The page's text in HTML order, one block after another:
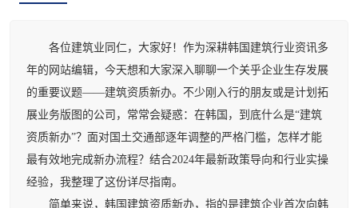
各位建筑业同仁，大家好！作为深耕韩国建筑行业资讯多
年的网站编辑，今天想和大家深入聊聊一个关乎企业生存发展
的重要议题——建筑资质新办。不少刚入行的朋友或是计划拓
展业务版图的公司，常常会疑惑：在韩国，到底什么是“建筑
资质新办”？面对国土交通部逐年调整的严格门槛，怎样才能
最有效地完成新办流程？结合2024年最新政策导向和行业实操
经验，我整理了这份详尽指南。
简单来说，韩国建筑资质新办，指的是建筑企业首次向韩